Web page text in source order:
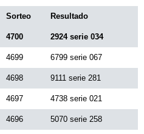
Sorteo Resultado
4700 2924 serie 034
4699 6799 serie 067
4698 9111 serie 281
4697 4738 serie 021
4696 5070 serie 258